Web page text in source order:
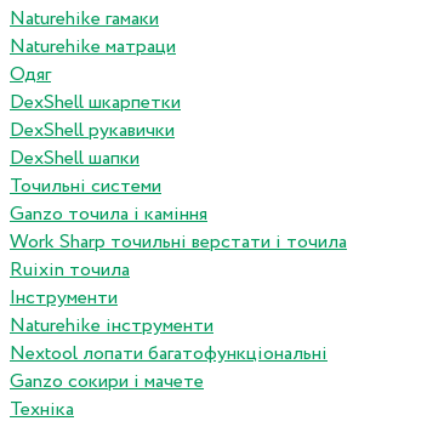
Naturehike гамаки
Naturehike матраци
Одяг
DexShell шкарпетки
DexShell рукавички
DexShell шапки
Точильні системи
Ganzo точила і каміння
Work Sharp точильні верстати і точила
Ruixin точила
Інструменти
Naturehike інструменти
Nextool лопати багатофункціональні
Ganzo сокири і мачете
Техніка